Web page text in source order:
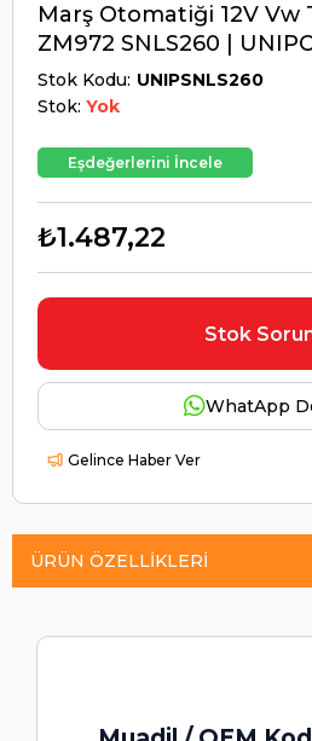
Marş Otomatiği 12V Vw
ZM972 SNLS260 |
Stok Kodu UNIPSNLS260
Stok: Yok
Eşdeğerlerini İncele
₺1.487,22
Stok
WhatApp
Gelince Haber Ver
ÜRÜN ÖZELLIKLERI